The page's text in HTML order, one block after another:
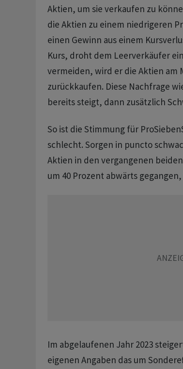
Aktien, um sie verkaufen zu
die Aktien zu einem niedrigeren
einen Gewinn aus einem
Kurs, droht dem Leerverkäufer
vermeiden, wird er die Aktien am
zurückkaufen. Diese Nachfrage
bereits steigt, dann zusätzlich
So ist die Stimmung für
schlecht. Sorgen in puncto
Aktien in den vergangenen
um 40 Prozent abwärts
Im abgelaufenen Jahr 2023
eigenen Angaben das um